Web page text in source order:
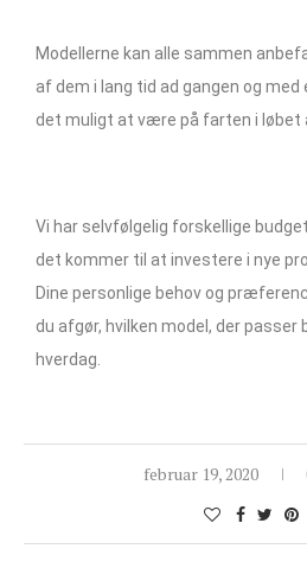
Modellerne kan alle sammen
af dem i lang tid ad gangen og med
det muligt at være på farten i løbet
Vi har selvfølgelig forskellige
det kommer til at investere i nye
Dine personlige behov og
du afgør, hvilken model, der passer
hverdag.
februar 19, 2020